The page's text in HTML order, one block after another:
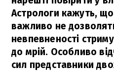
Астрологи кажуть,
важливо не
невпевненості
до мрій. Особливо
сил представники